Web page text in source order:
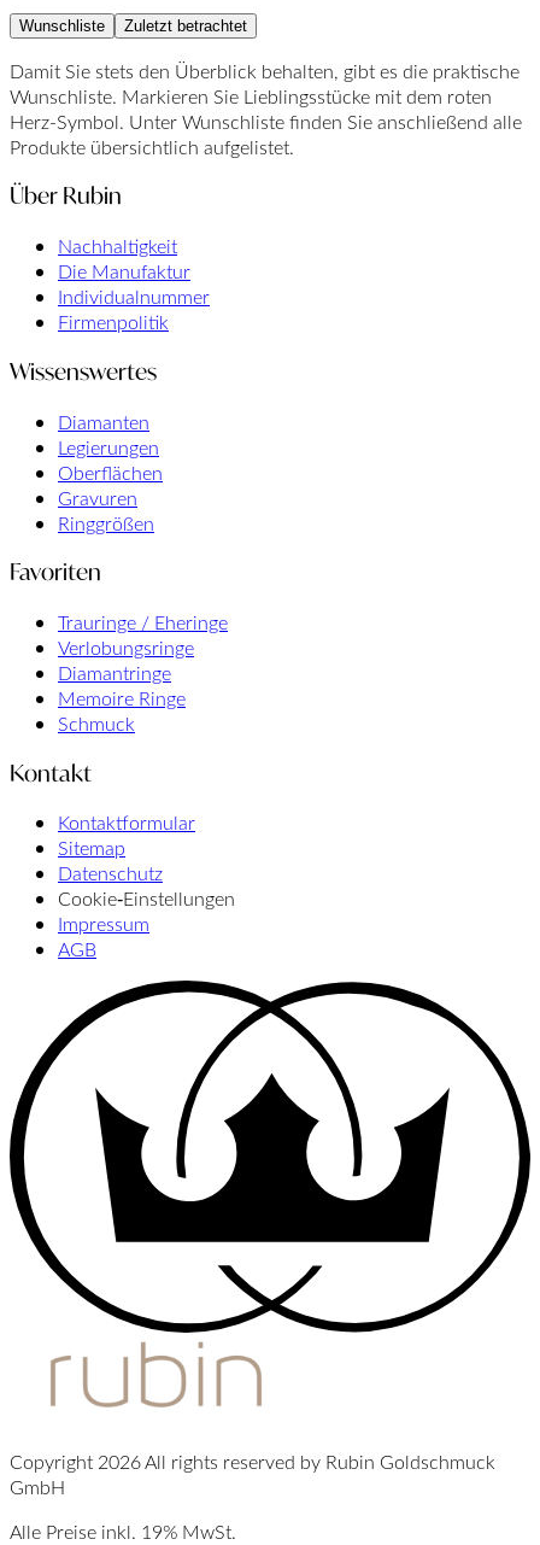
Wunschliste Zuletzt betrachtet
Damit Sie stets den Überblick behalten, gibt es die praktische
Wunschliste. Markieren Sie Lieblingsstücke mit dem roten
Herz-Symbol. Unter Wunschliste finden Sie anschließend alle
Produkte übersichtlich aufgelistet.
Über Rubin
Nachhaltigkeit
Die Manufaktur
Individualnummer
Firmenpolitik
Wissenswertes
Diamanten
Legierungen
Oberflächen
Gravuren
Ringgrößen
Favoriten
Trauringe / Eheringe
Verlobungsringe
Diamantringe
Memoire Ringe
Schmuck
Kontakt
Kontaktformular
Sitemap
Datenschutz
Cookie‑Einstellungen
Impressum
AGB
Copyright 2026 All rights reserved by Rubin Goldschmuck
GmbH
Alle Preise inkl. 19% MwSt.